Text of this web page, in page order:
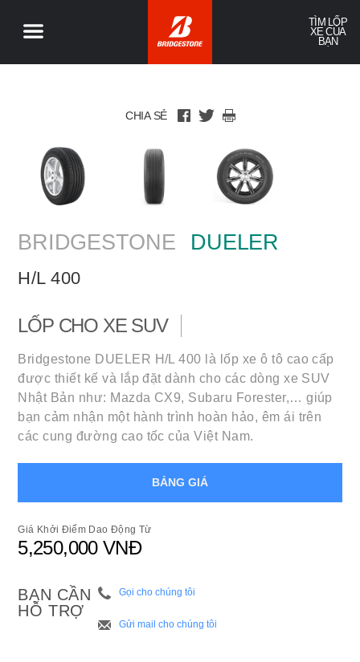
TÌM LỐP
XE CỦA
BẠN
CHIA SẺ
BRIDGESTONE DUELER
H/L 400
LỐP CHO XE SUV
Bridgestone DUELER H/L 400 là lốp xe ô tô cao cấp
được thiết kế và lắp đặt dành cho các dòng xe SUV
Nhật Bản như: Mazda CX9, Subaru Forester,… giúp
bạn cảm nhận một hành trình hoàn hảo, êm ái trên
các cung đường cao tốc của Việt Nam.
BẢNG GIÁ
Giá Khởi Điểm Dao Động Từ
5,250,000 VNĐ
BẠN CẦN
HỖ TRỢ
Gọi cho chúng tôi
Gửi mail cho chúng tôi